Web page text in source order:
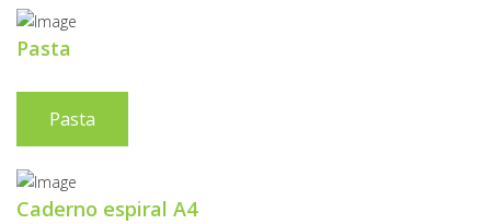
Pasta
Pasta
Caderno espiral A4